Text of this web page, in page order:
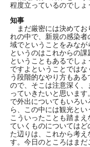
程度立っているのでしょ
知事
まだ厳密には決めてお
れの中で、新規の感染
域でということをみな
というのはこれからの
ということもあるでし
ですよということでは
う段階的なやり方もあ
ので、そこは注意深く
っていきたいと思いま
で外出についてもいろ
ら、この中には観光とい
こういったことも踏ま
ていくものについては
た辺りは、これから考
す。今日のところはまだ